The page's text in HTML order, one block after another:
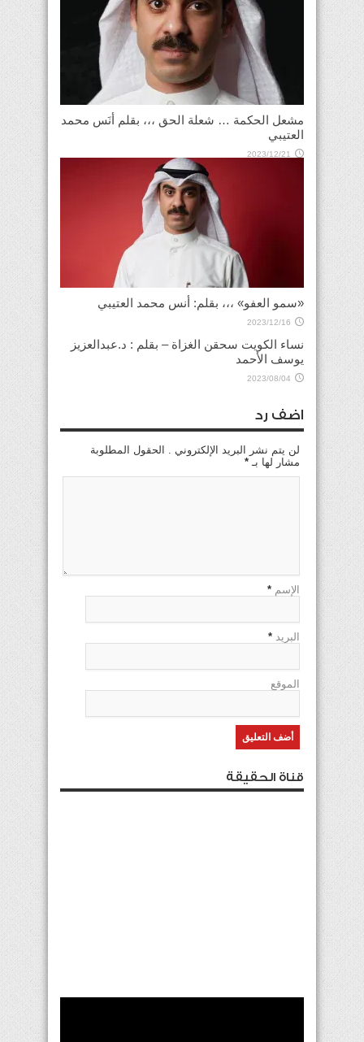
مشعل الحكمة … شعلة الحق ،،، بقلم أنَس محمد
العتيبي
2023/12/21
«سمو العفو» ،،، بقلم: أنس محمد العتيبي
2023/12/16
نساء الكويت سحقن الغزاة – بقلم : د.عبدالعزيز
يوسف الأحمد
2023/08/04
اضف رد
لن يتم نشر البريد الإلكتروني . الحقول المطلوبة
مشار لها بـ *
الإسم *
البريد *
الموقع
قناة الحقيقة